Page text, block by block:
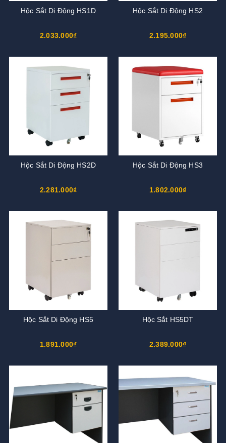
Hộc Sắt Di Động HS1D
2.033.000₫
Hộc Sắt Di Động HS2
2.195.000₫
Hộc Sắt Di Động HS2D
2.281.000₫
Hộc Sắt Di Động HS3
1.802.000₫
Hộc Sắt Di Động HS5
1.891.000₫
Hộc Sắt HS5DT
2.389.000₫